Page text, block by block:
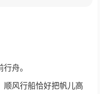
舟。
顺风行船恰好把帆儿高